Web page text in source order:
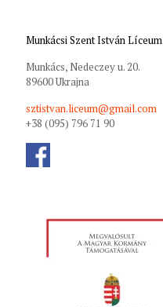
Munkácsi Szent István Líceum
Munkács, Nedeczey u. 20.
89600 Ukrajna
sztistvan.liceum@gmail.com
+38 (095) 796 71 90